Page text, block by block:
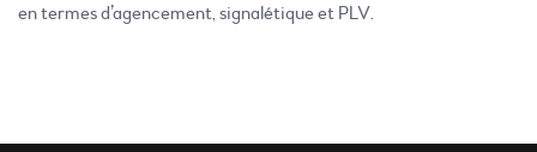
en termes d’agencement, signalétique et PLV.